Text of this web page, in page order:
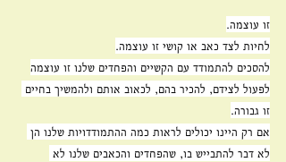
זו עוצמה.
לחיות לצד כאב או קושי זו עוצמה.
להסכים להתמודד עם הקשיים והפחדים שלנו זו עוצמה
לפעול לצידם, להכיר בהם, לכאוב אותם ולהמשיך בחיים
זו גבורה.
אם רק היינו יכולים לראות כמה ההתמודדויות שלנו הן
לא דבר להתבייש בו, שהפחדים והכאבים שלנו לא